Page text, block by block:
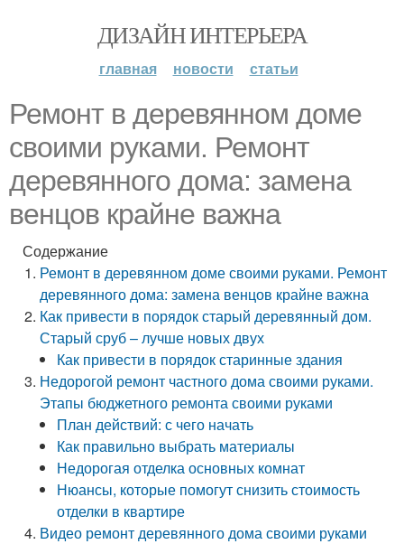
ДИЗАЙН ИНТЕРЬЕРА
главная новости статьи
Ремонт в деревянном доме
своими руками. Ремонт
деревянного дома: замена
венцов крайне важна
Содержание
Ремонт в деревянном доме своими руками. Ремонт
деревянного дома: замена венцов крайне важна
Как привести в порядок старый деревянный дом.
Старый сруб – лучше новых двух
Как привести в порядок старинные здания
Недорогой ремонт частного дома своими руками.
Этапы бюджетного ремонта своими руками
План действий: с чего начать
Как правильно выбрать материалы
Недорогая отделка основных комнат
Нюансы, которые помогут снизить стоимость
отделки в квартире
Видео ремонт деревянного дома своими руками